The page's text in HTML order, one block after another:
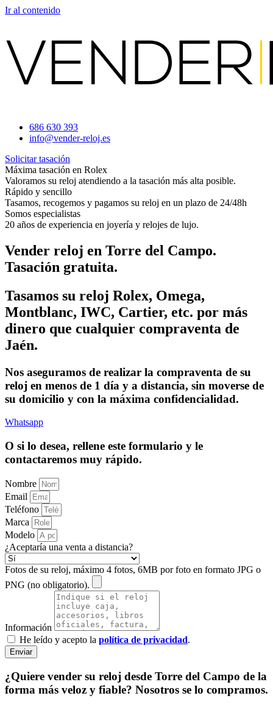
Ir al contenido
686 630 393
info@vender-reloj.es
Solicitar tasación
Máxima tasación en Rolex
Valoramos su reloj atendiendo a la tasación más alta posible.
Rápido y sencillo
Tasamos, recogemos y pagamos su reloj en un plazo de 24/48h
Somos especialistas
20 años de experiencia en joyería y relojes de lujo.
Vender reloj en Torre del Campo.
Tasación gratuita.
Tasamos su reloj Rolex, Omega,
Montblanc, IWC, Cartier, etc. por más
dinero que cualquier compraventa de
Jaén.
Nos aseguramos de realizar la compraventa de su
reloj en menos de 1 día y a distancia, sin moverse de
su domicilio y con la máxima confidencialidad.
Whatsapp
O si lo desea, rellene este formulario y le
contactaremos muy rápido.
Nombre
Email
Teléfono
Marca
Modelo
¿Aceptaría una venta a distancia?
Fotos de su reloj, máximo 4 fotos, 6MB por foto en formato JPG o
PNG (no obligatorio).
Información
He leído y acepto la política de privacidad.
Enviar
¿Quiere vender su reloj desde Torre del Campo de la
forma más veloz y fiable? Nosotros se lo compramos.